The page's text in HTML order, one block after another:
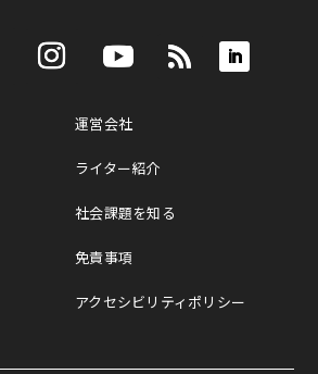
運営会社
ライター紹介
社会課題を知る
免責事項
アクセシビリティポリシー